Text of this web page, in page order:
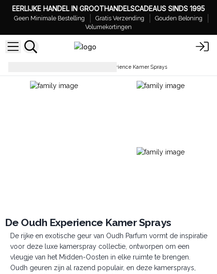
EERLIJKE HANDEL IN GROOTHANDELSCADEAUS SINDS 1995
Geen Minimale Bestelling Gratis Verzending
Gouden Beloning
Volumekortingen
De Oudh Experience Kamer Sprays
De Oudh Experience Kamer Sprays
De rijke en exotische geur van Oudh Parfum vormt de inspiratie
voor deze luxe kamerspray collectie, ontworpen om een
vleugje van het Midden-Oosten in elke ruimte te brengen.
Oudh geuren zijn al razend populair, en deze kamersprays,